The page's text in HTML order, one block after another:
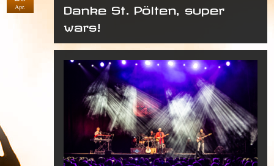
Apr.
Danke St. Pölten, super
wars!